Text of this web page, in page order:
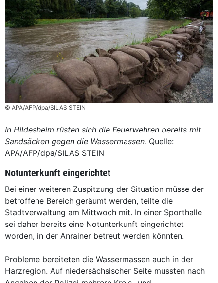
© APA/AFP/dpa/SILAS STEIN
In Hildesheim rüsten sich die Feuerwehren bereits mit
Sandsäcken gegen die Wassermassen. Quelle:
APA/AFP/dpa/SILAS STEIN
Notunterkunft eingerichtet
Bei einer weiteren Zuspitzung der Situation müsse der
betroffene Bereich geräumt werden, teilte die
Stadtverwaltung am Mittwoch mit. In einer Sporthalle
sei daher bereits eine Notunterkunft eingerichtet
worden, in der Anrainer betreut werden könnten.
Probleme bereiteten die Wassermassen auch in der
Harzregion. Auf niedersächsischer Seite mussten nach